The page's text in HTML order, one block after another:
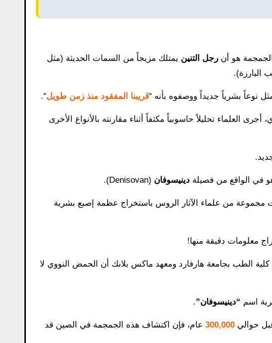
الجمجمة هو أنرجل التنين يمتلك مزيجاً من السمات الحديثة (مثل
البارزة).
نوعاً بشرياً جديداً ووصفوه بأنه “قريبنا المفقود منذ زمن طويل“.
العلماء تحليلاً حاسوبياً مكثفاً أثناء مقارنته بالأنواع الأخرى
في الواقع من فصيلةدينيسوفان (Denisovan).
مجموعة من علماء الآثار الروس باستخراج عظمة إصبع بشرية
معلومات دقيقة منها!
الطب بجامعة هارفارد ومعهد ماكس بلانك أن الحمض النووي لا
اسم “دينيسوفان”.
حوالي 300,000
عام، فإن اكتشاف هذه الجمجمة في الصين قد